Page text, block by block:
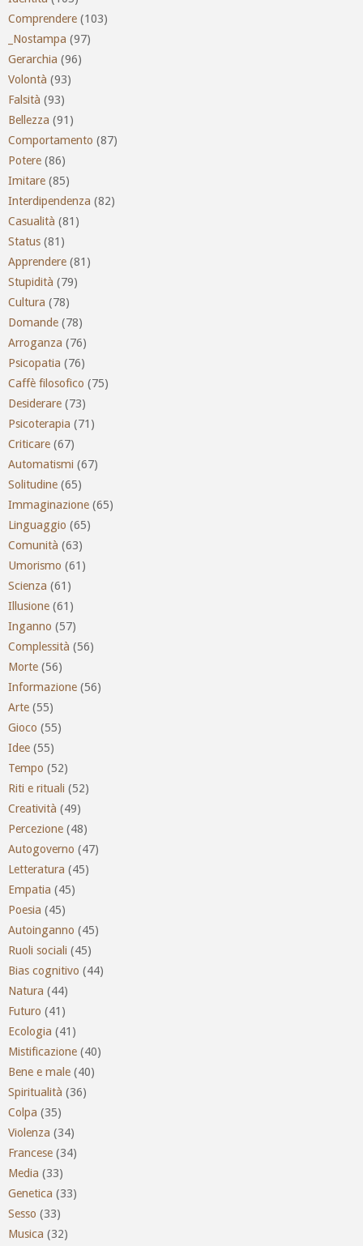
Comprendere (103)
_Nostampa (97)
Gerarchia (96)
Volontà (93)
Falsità (93)
Bellezza (91)
Comportamento (87)
Potere (86)
Imitare (85)
Interdipendenza (82)
Casualità (81)
Status (81)
Apprendere (81)
Stupidità (79)
Cultura (78)
Domande (78)
Arroganza (76)
Psicopatia (76)
Caffè filosofico (75)
Desiderare (73)
Psicoterapia (71)
Criticare (67)
Automatismi (67)
Solitudine (65)
Immaginazione (65)
Linguaggio (65)
Comunità (63)
Umorismo (61)
Scienza (61)
Illusione (61)
Inganno (57)
Complessità (56)
Morte (56)
Informazione (56)
Arte (55)
Gioco (55)
Idee (55)
Tempo (52)
Riti e rituali (52)
Creatività (49)
Percezione (48)
Autogoverno (47)
Letteratura (45)
Empatia (45)
Poesia (45)
Autoinganno (45)
Ruoli sociali (45)
Bias cognitivo (44)
Natura (44)
Futuro (41)
Ecologia (41)
Mistificazione (40)
Bene e male (40)
Spiritualità (36)
Colpa (35)
Violenza (34)
Francese (34)
Media (33)
Genetica (33)
Sesso (33)
Musica (32)